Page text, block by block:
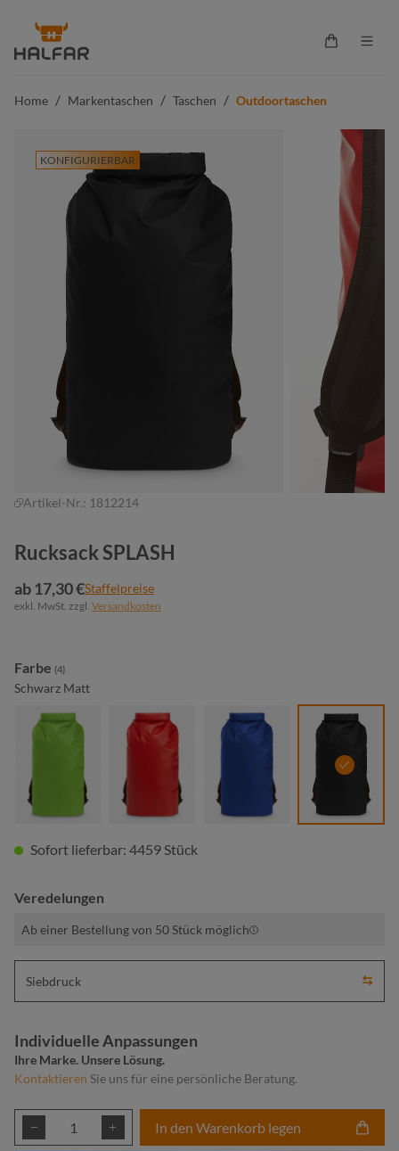
springen
Home / Markentaschen / Taschen / Outdoortaschen
KONFIGURIERBAR
Artikel-Nr.: 1812214
Rucksack SPLASH
ab 17,30 €Staffelpreise
exkl. MwSt. zzgl. Versandkosten
Farbe auswählen
(4)
Schwarz Matt
royalblau schwarz
Sofort lieferbar: 4459 Stück
Veredelungen
Ab einer Bestellung von 50 Stück möglich
Siebdruck
Individuelle Anpassungen
Ihre Marke. Unsere Lösung.
Kontaktieren Sie uns für eine persönliche Beratung.
Produkt Anzahl: Gib den gewünschten
In den Warenkorb legen